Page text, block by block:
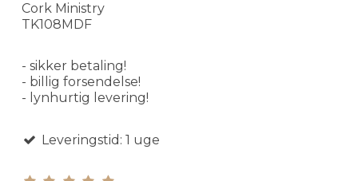
Cork Ministry
TK108MDF
- sikker betaling!
- billig forsendelse!
- lynhurtig levering!
Leveringstid: 1 uge